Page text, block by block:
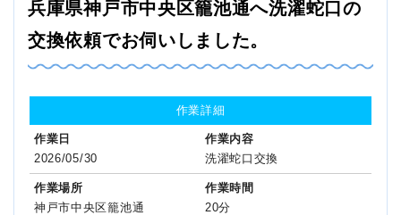
兵庫県神戸市中央区籠池通へ洗濯蛇口の
交換依頼でお伺いしました。
作業詳細
作業日
2026/05/30
作業内容
洗濯蛇口交換
作業場所
神戸市中央区籠池通
作業時間
20分